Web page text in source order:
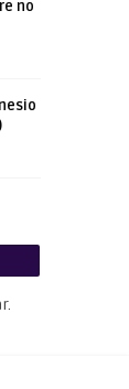
no